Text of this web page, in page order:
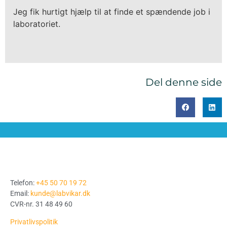
Jeg fik hurtigt hjælp til at finde et spændende job i
laboratoriet.
Del denne side
Telefon:+45 50 70 19 72
Email: kunde@labvikar.dk
CVR-nr. 31 48 49 60
Privatlivspolitik